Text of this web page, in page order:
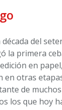
del
la primera
en
en otras
de
los que hoy